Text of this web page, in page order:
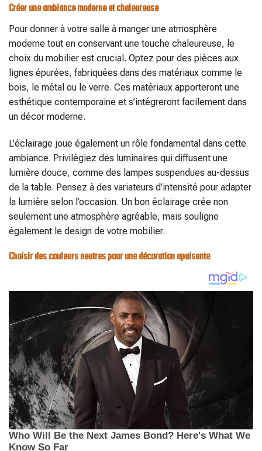
Créer une ambiance moderne et chaleureuse
Pour donner à votre salle à manger une atmosphère
moderne tout en conservant une touche chaleureuse, le
choix du mobilier est crucial. Optez pour des pièces aux
lignes épurées, fabriquées dans des matériaux comme le
bois, le métal ou le verre. Ces matériaux apporteront une
esthétique contemporaine et s’intégreront facilement dans
un décor moderne.
L’éclairage joue également un rôle fondamental dans cette
ambiance. Privilégiez des luminaires qui diffusent une
lumière douce, comme des lampes suspendues au-dessus
de la table. Pensez à des variateurs d’intensité pour adapter
la lumière selon l’occasion. Un bon éclairage crée non
seulement une atmosphère agréable, mais souligne
également le design de votre mobilier.
Choisir des couleurs neutres pour une décoration apaisante